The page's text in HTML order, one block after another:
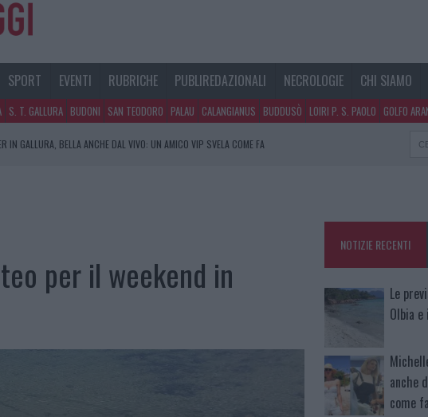
SPORT EVENTI RUBRICHE PUBLIREDAZIONALI NECROLOGIE CHI SIAMO
S. T. GALLURA BUDONI SAN TEODORO PALAU CALANGIANUS BUDDUSÒ LOIRI P. S. PAOLO GOLFO
IN GALLURA, BELLA ANCHE DAL VIVO: UN AMICO VIP SVELA COME FA
per il weekend in
NOTIZIE RECENTI
Le
Olbia
anche
come fa